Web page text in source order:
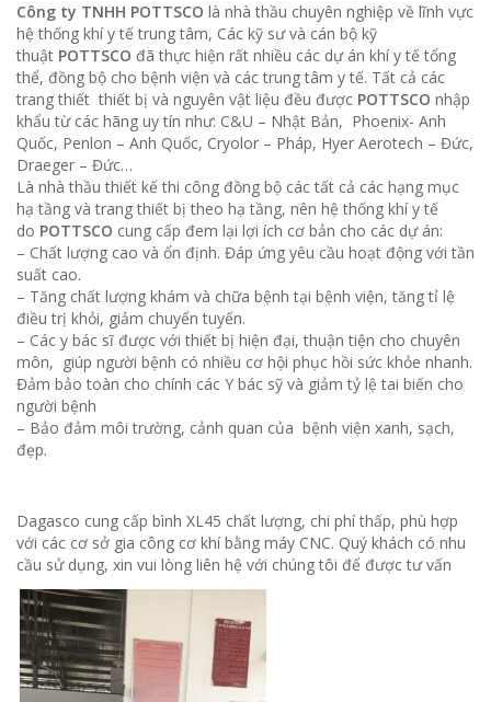
Công ty TNHH POTTSCO là nhà thầu chuyên nghiệp về lĩnh vực
hệ thống khí y tế trung tâm, Các kỹ sư và cán bộ kỹ
thuật POTTSCO đã thực hiện rất nhiều các dự án khí y tế tổng
thể, đồng bộ cho bệnh viện và các trung tâm y tế. Tất cả các
trang thiết thiết bị và nguyên vật liệu đều được POTTSCO nhập
khẩu từ các hãng uy tín như: C&U – Nhật Bản, Phoenix- Anh
Quốc, Penlon – Anh Quốc, Cryolor – Pháp, Hyer Aerotech – Đức,
Draeger – Đức…
Là nhà thầu thiết kế thi công đồng bộ các tất cả các hạng mục
hạ tầng và trang thiết bị theo hạ tầng, nên hệ thống khí y tế
do POTTSCO cung cấp đem lại lợi ích cơ bản cho các dự án:
– Chất lượng cao và ổn định. Đáp ứng yêu cầu hoạt động với tần
suất cao.
– Tăng chất lượng khám và chữa bệnh tại bệnh viện, tăng tỉ lệ
điều trị khỏi, giảm chuyển tuyến.
– Các y bác sĩ được với thiết bị hiện đại, thuận tiện cho chuyên
môn, giúp người bệnh có nhiều cơ hội phục hồi sức khỏe nhanh.
Đảm bảo toàn cho chính các Y bác sỹ và giảm tỷ lệ tai biến cho
người bệnh
– Bảo đảm môi trường, cảnh quan của bệnh viện xanh, sạch,
đẹp.
Dagasco cung cấp bình XL45 chất lượng, chi phí thấp, phù hợp
với các cơ sở gia công cơ khí bằng máy CNC. Quý khách có nhu
cầu sử dụng, xin vui lòng liên hệ với chúng tôi để được tư vấn